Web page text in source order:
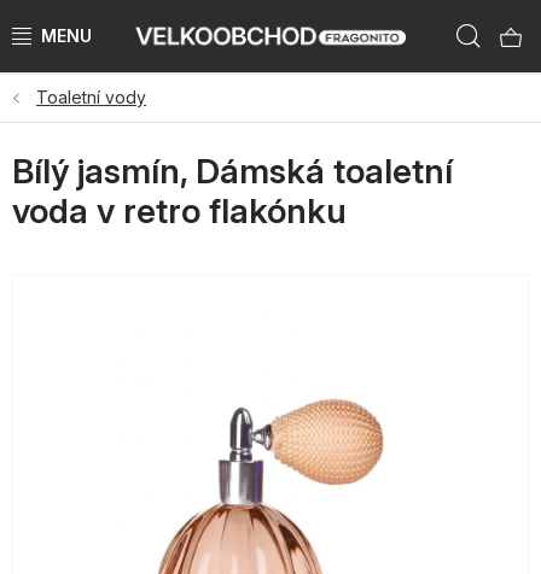
na
NAŠE ZNAČKY
PŘEDPRODEJ VÁNOCE 2026
NOVINKY 2026
VÝPRODEJ SKLADU AŽ -50 %
OBLÍBENÉ KOLEKCE
Toaletní vody
Bílý jasmín, Dámská toaletní
voda v retro flakónku